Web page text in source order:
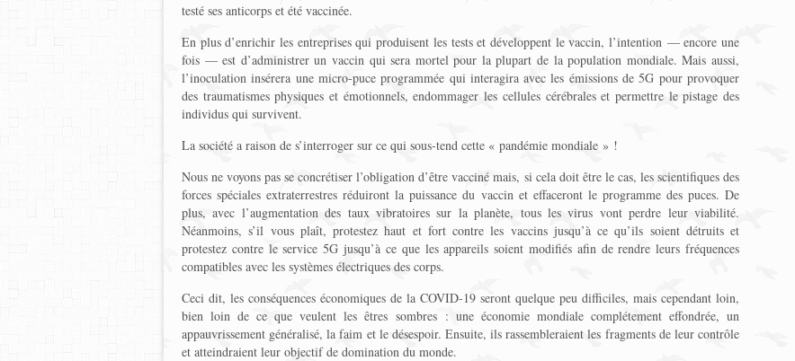
testé ses anticorps et été vaccinée.
En plus d’enrichir les entreprises qui produisent les tests et développent le vaccin, l’intention — encore une
fois — est d’administrer un vaccin qui sera mortel pour la plupart de la population mondiale. Mais aussi,
l’inoculation insérera une micro-puce programmée qui interagira avec les émissions de 5G pour provoquer
des traumatismes physiques et émotionnels, endommager les cellules cérébrales et permettre le pistage des
individus qui survivent.
La société a raison de s’interroger sur ce qui sous-tend cette « pandémie mondiale » !
Nous ne voyons pas se concrétiser l’obligation d’être vacciné mais, si cela doit être le cas, les scientifiques des
forces spéciales extraterrestres réduiront la puissance du vaccin et effaceront le programme des puces. De
plus, avec l’augmentation des taux vibratoires sur la planète, tous les virus vont perdre leur viabilité.
Néanmoins, s’il vous plaît, protestez haut et fort contre les vaccins jusqu’à ce qu’ils soient détruits et
protestez contre le service 5G jusqu’à ce que les appareils soient modifiés afin de rendre leurs fréquences
compatibles avec les systèmes électriques des corps.
Ceci dit, les conséquences économiques de la COVID-19 seront quelque peu difficiles, mais cependant loin,
bien loin de ce que veulent les êtres sombres : une économie mondiale complétement effondrée, un
appauvrissement généralisé, la faim et le désespoir. Ensuite, ils rassembleraient les fragments de leur contrôle
et atteindraient leur objectif de domination du monde.